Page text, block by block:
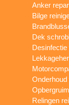
Anker
Bilge
Dek
Relingen